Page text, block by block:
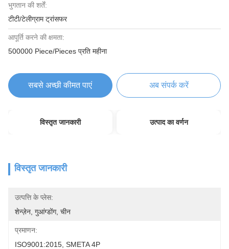
भुगतान की शर्तें:
टीटी/टेलीग्राम ट्रांसफर
आपूर्ति करने की क्षमता:
500000 Piece/Pieces प्रति महीना
सबसे अच्छी कीमत पाएं अब संपर्क करें
विस्तृत जानकारी उत्पाद का वर्णन
विस्तृत जानकारी
उत्पत्ति के प्लेस:
शेन्ज़ेन, गुआंग्डोंग, चीन
प्रमाणन:
ISO9001:2015, SMETA 4P